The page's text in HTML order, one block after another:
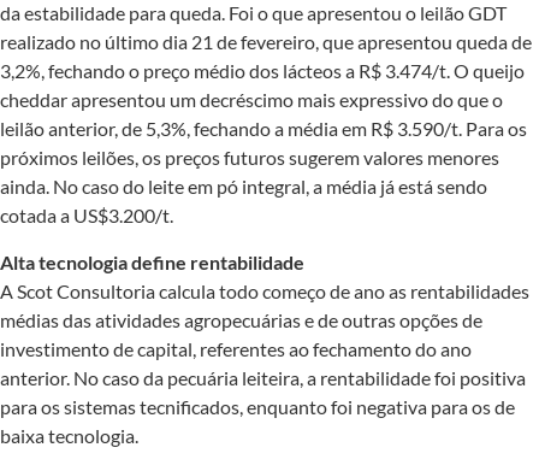
da estabilidade para queda. Foi o que apresentou o leilão GDT
realizado no último dia 21 de fevereiro, que apresentou queda de
3,2%, fechando o preço médio dos lácteos a R$ 3.474/t. O queijo
cheddar apresentou um decréscimo mais expressivo do que o
leilão anterior, de 5,3%, fechando a média em R$ 3.590/t. Para os
próximos leilões, os preços futuros sugerem valores menores
ainda. No caso do leite em pó integral, a média já está sendo
cotada a US$3.200/t.
Alta tecnologia define rentabilidade
A Scot Consultoria calcula todo começo de ano as rentabilidades
médias das atividades agropecuárias e de outras opções de
investimento de capital, referentes ao fechamento do ano
anterior. No caso da pecuária leiteira, a rentabilidade foi positiva
para os sistemas tecnificados, enquanto foi negativa para os de
baixa tecnologia.